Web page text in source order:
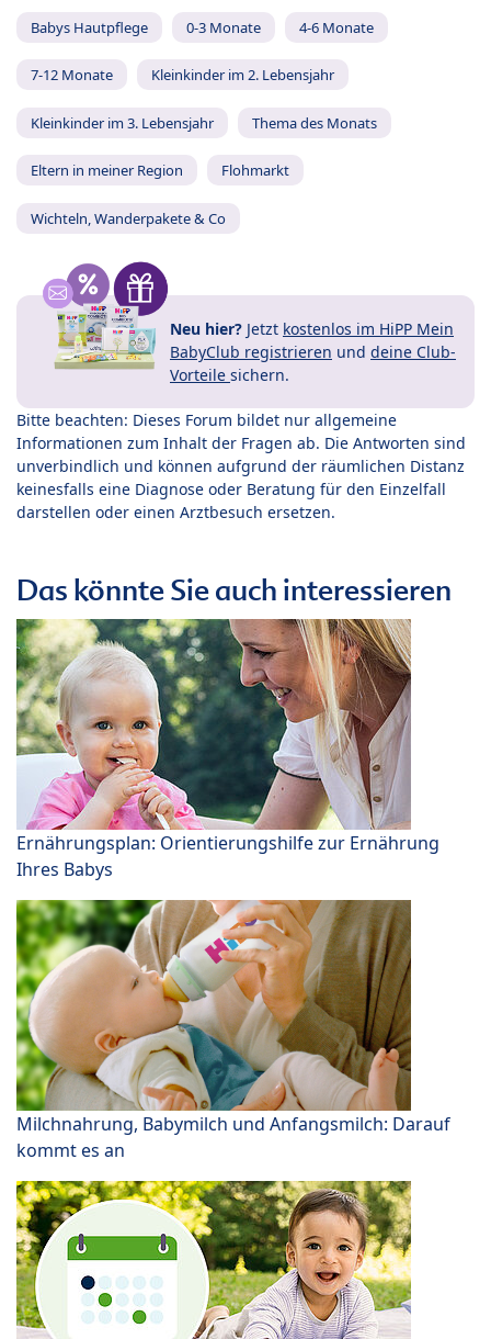
Babys Hautpflege 0-3 Monate 4-6 Monate
7-12 Monate Kleinkinder im 2. Lebensjahr
Kleinkinder im 3. Lebensjahr Thema des Monats
Eltern in meiner Region Flohmarkt
Wichteln, Wanderpakete & Co
Neu hier? Jetzt kostenlos im HiPP Mein
BabyClub registrieren und deine Club-
Vorteile sichern.
Bitte beachten: Dieses Forum bildet nur allgemeine
Informationen zum Inhalt der Fragen ab. Die Antworten sind
unverbindlich und können aufgrund der räumlichen Distanz
keinesfalls eine Diagnose oder Beratung für den Einzelfall
darstellen oder einen Arztbesuch ersetzen.
Das könnte Sie auch interessieren
Ernährungsplan: Orientierungshilfe zur Ernährung
Ihres Babys
Milchnahrung, Babymilch und Anfangsmilch: Darauf
kommt es an